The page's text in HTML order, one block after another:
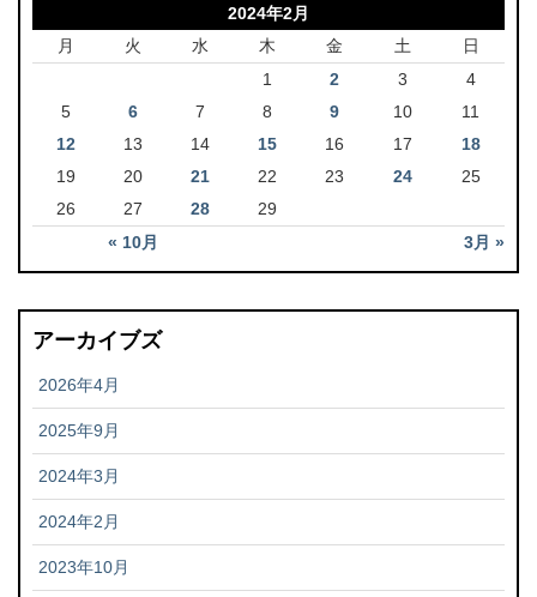
2024年2月
月
火 水 木 金 土 日
« 10月 3月 »
1 2 3
4
5
6 7 8 9 10
11
12
13 14 15 16 17
18
19
20 21 22 23 24
25
26
27 28 29
アーカイブズ
2026年4月
2025年9月
2024年3月
2024年2月
2023年10月